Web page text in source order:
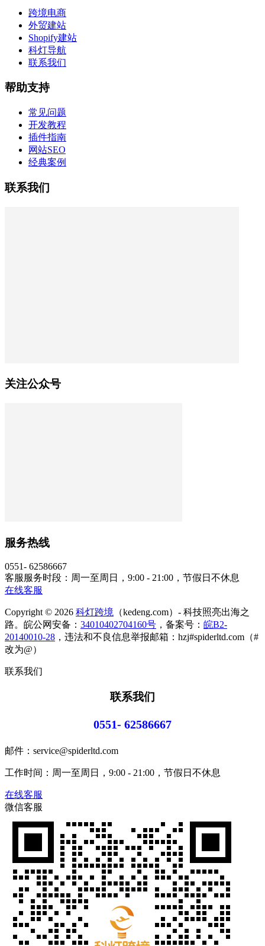
跨境电商
外贸建站
Shopify建站
科灯导航
联系我们
帮助支持
常见问题
开发教程
插件指南
网站SEO
经典案例
联系我们
关注公众号
服务热线
0551- 62586667
客服服务时段：周一至周日，9:00 - 21:00，节假日不休息
在线客服
Copyright © 2026 科灯跨境 （kedeng.com）- 科技照亮出海之
路。皖公网安备： 34010402704160号 ，备案号： 皖B2-
20140010-28 ，违法和不良信息举报邮箱：hzj#spiderltd.com（#
改为@）
联系我们
联系我们
0551- 62586667
邮件：service@spiderltd.com
工作时间：周一至周日，9:00 - 21:00，节假日不休息
在线客服
微信客服